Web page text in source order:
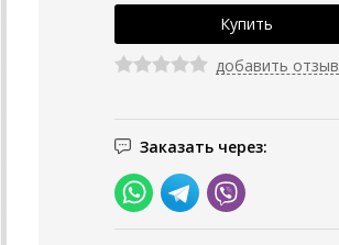
добавить отзыв
Заказать через: